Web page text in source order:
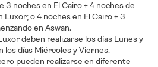
3 noches en El Cairo + 4 noches de
o 4 noches en El Cairo + 3
en Aswan.
deben realizarse los días Lunes y
los días Miércoles y Viernes.
pueden realizarse en diferente